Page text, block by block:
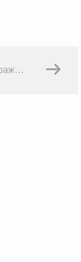
Торжественная церемония награждения победителей 4-го Конкурса на лучшее авторское исследование